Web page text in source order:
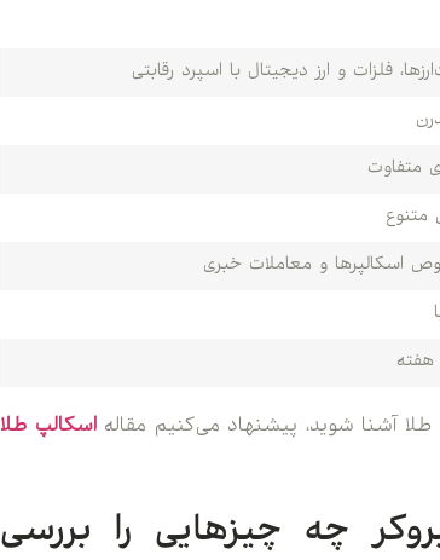
متفاوت
اسکالپرها و معاملات خبری
آشنا شوید، پیشنهاد می‌کنیم مقالهاسکالپ طلا
چه چیزهایی را بررسی